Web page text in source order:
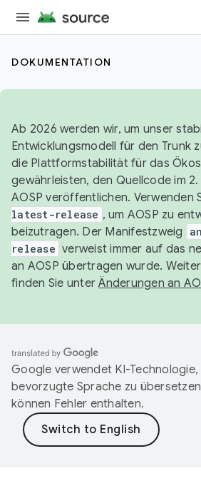
DOKUMENTATION
Ab 2026 werden wir, um unser
Entwicklungsmodell für den Trunk
die Plattformstabilität für das
gewährleisten, den Quellcode im
AOSP veröffentlichen. Verwenden
latest-release , um AOSP zu
beizutragen. Der Manifestzweig
release verweist immer auf das
an AOSP übertragen wurde.
finden Sie unterÄnderungen an
Google verwendet KI-Technologie,
bevorzugte Sprache zu
können Fehler enthalten.